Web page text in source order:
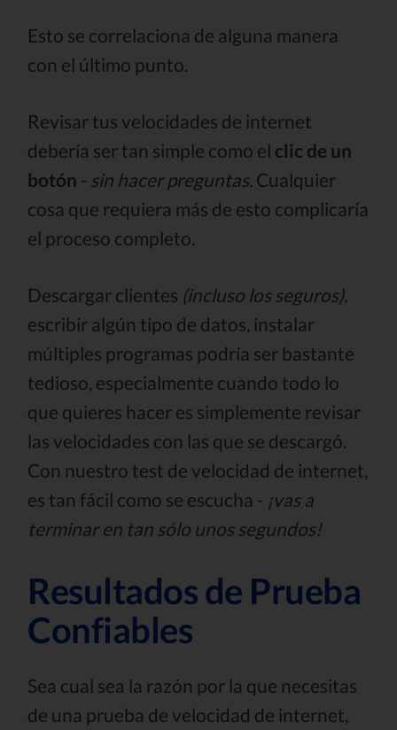
Esto se correlaciona de alguna manera
con el último punto.
Revisar tus velocidades de internet
debería ser tan simple como el clic de un
botón - sin hacer preguntas. Cualquier
cosa que requiera más de esto complicaría
el proceso completo.
Descargar clientes (incluso los seguros),
escribir algún tipo de datos, instalar
múltiples programas podría ser bastante
tedioso, especialmente cuando todo lo
que quieres hacer es simplemente revisar
las velocidades con las que se descargó.
Con nuestro test de velocidad de internet,
es tan fácil como se escucha - ¡vas a
terminar en tan sólo unos segundos!
Resultados de Prueba
Confiables
Sea cual sea la razón por la que necesitas
de una prueba de velocidad de internet,